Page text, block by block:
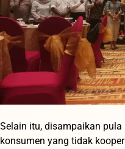
Selain itu, disampaikan
konsumen yang tidak